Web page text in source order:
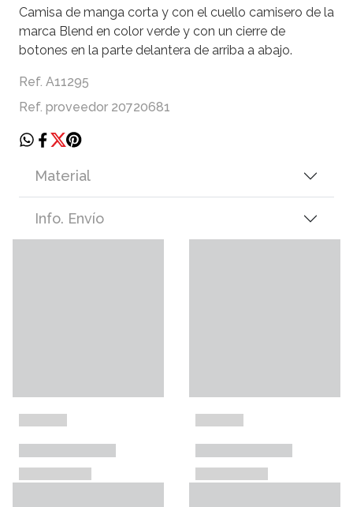
Camisa de manga corta y con el cuello camisero de la
marca Blend en color verde y con un cierre de
botones en la parte delantera de arriba a abajo.
Ref. A11295
Ref. proveedor 20720681
Material
Info. Envío